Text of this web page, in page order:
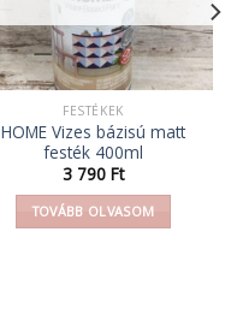
FESTÉKEK
HOME Vizes bázisú matt
festék 400ml
3 790 Ft
TOVÁBB OLVASOM